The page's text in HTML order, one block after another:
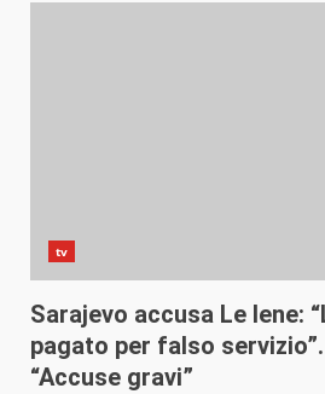
tv
Sarajevo accusa Le Iene:
pagato per falso
“Accuse gravi”